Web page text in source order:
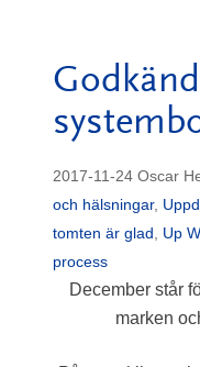
2017-11-24 Oscar
och hälsningar,
tomten är glad
Up
process
December står
marken